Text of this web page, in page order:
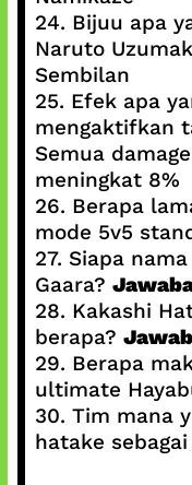
24. Bijuu apa
Naruto
Sembilan
25. Efek apa
mengaktifkan
Semua
meningkat 8%
26. Berapa
mode 5v5
27. Siapa
Gaara?
28. Kakashi
berapa?
29. Berapa
ultimate
30. Tim mana
hatake